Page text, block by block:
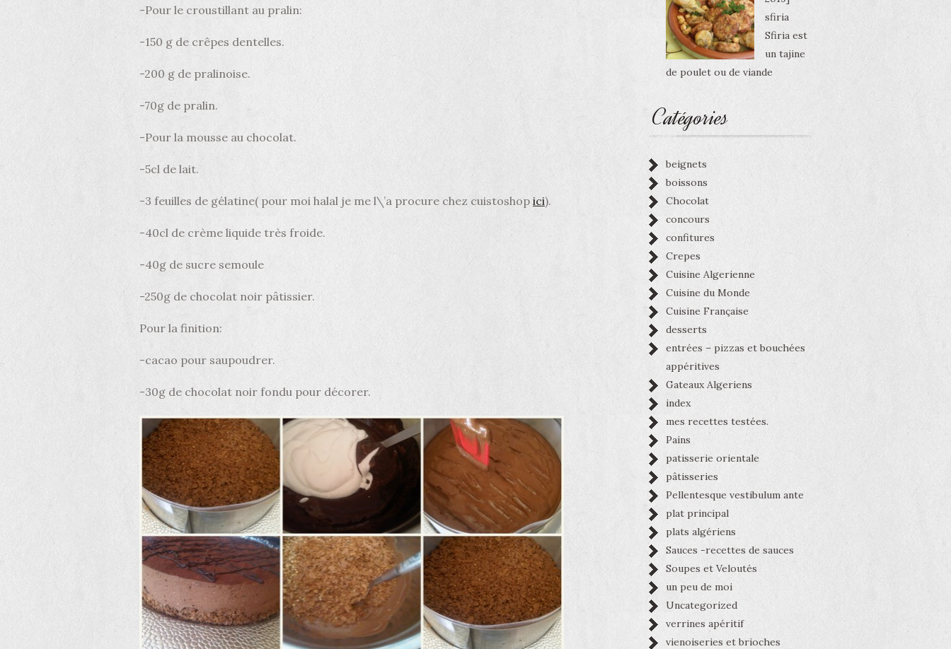
-Pour le croustillant au pralin:
-150 g de crêpes dentelles.
-200 g de pralinoise.
-70g de pralin.
-Pour la mousse au chocolat.
-5cl de lait.
-3 feuilles de gélatine( pour moi halal je me l\’a procure chez cuistoshop ici).
-40cl de crème liquide très froide.
-40g de sucre semoule
-250g de chocolat noir pâtissier.
Pour la finition:
-cacao pour saupoudrer.
-30g de chocolat noir fondu pour décorer.
sfiria
Sfiria est
un tajine
de poulet ou de viande
Catégories
beignets
boissons
Chocolat
concours
confitures
Crepes
Cuisine Algerienne
Cuisine du Monde
Cuisine Française
desserts
entrées – pizzas et bouchées
appéritives
Gateaux Algeriens
index
mes recettes testées.
Pains
patisserie orientale
pâtisseries
Pellentesque vestibulum ante
plat principal
plats algériens
Sauces -recettes de sauces
Soupes et Veloutés
un peu de moi
Uncategorized
verrines apéritif
vienoiseries et brioches